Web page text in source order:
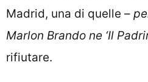
Madrid, una di quelle –
Marlon Brando ne ‘Il
rifiutare.